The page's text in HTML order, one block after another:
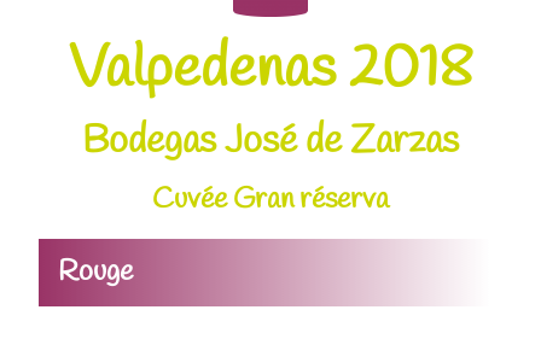
Valpedenas 2018
Bodegas José de Zarzas
Cuvée Gran réserva
Rouge